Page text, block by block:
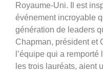
Royaume-Uni. Il est
événement incroyable
génération de leaders
Chapman, président et
l’équipe qui a
les trois lauréats, aient